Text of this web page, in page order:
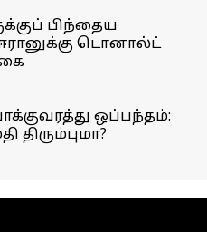
பிந்தைய
ஈரானுக்கு டொனால்ட்
ஒப்பந்தம்: